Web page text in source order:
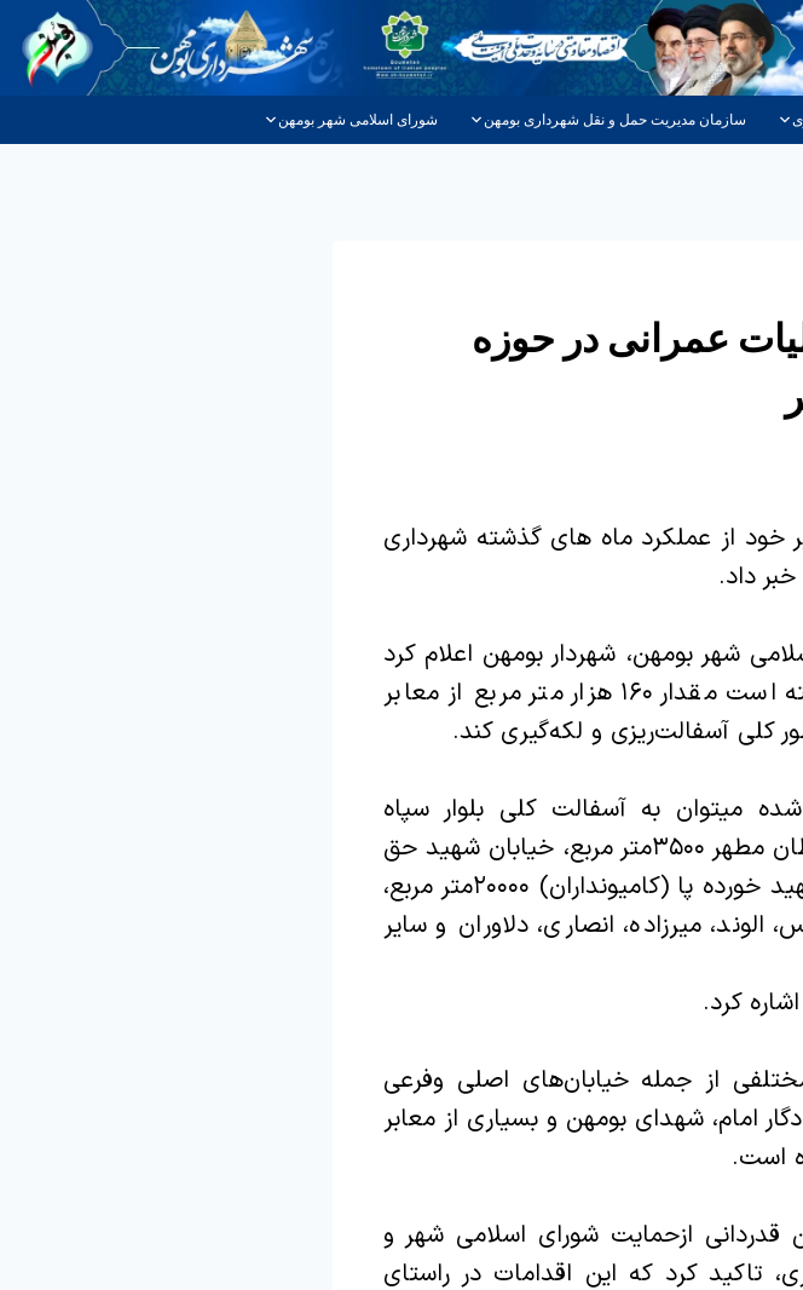
سازمان مدیریت حمل و نقل شهرداری بومهن شورای اسلامی شهر بومهن
عمرانی در حوزه
خود از عملکرد ماه های گذشته شهرداری
داد.
شهر بومهن،‌ شهردار بومهن اعلام کرد
که در پنج ماه گذشته، این شهرداری توانسته است مقدار ۱۶۰ هزار متر مربع از معابر
میتوان به آسفالت کلی بلوار سپاه
پاسداران به مقدار۱۹۰۰۰متر مربع، خیابان سلطان مطهر ۳۵۰۰متر مربع، خیابان شهید حق
وردیان (حاج منصور) ۱۳۰۰۰ مترمربع، بلوار شهید خورده پا (کامیونداران) ۲۰۰۰۰متر مربع،
میرزاده، انصاری، دلاوران و سایر
از جمله خیابان‌های اصلی و‌فرعی
امام، شهدای بومهن و بسیاری از معابر
قدردانی ازحمایت شورای اسلامی شهر و‌
تاکید کرد که این اقدامات در راستای